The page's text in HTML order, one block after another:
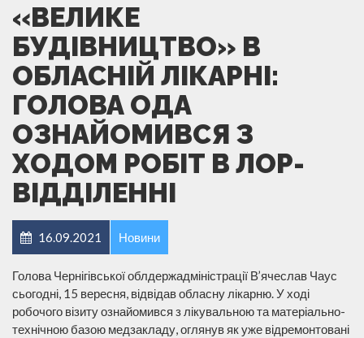
«ВЕЛИКЕ
БУДІВНИЦТВО» В
ОБЛАСНІЙ ЛІКАРНІ:
ГОЛОВА ОДА
ОЗНАЙОМИВСЯ З
ХОДОМ РОБІТ В ЛОР-
ВІДДІЛЕННІ
16.09.2021 Новини
Голова Чернігівської облдержадміністрації В’ячеслав Чаус
сьогодні, 15 вересня, відвідав обласну лікарню. У ході
робочого візиту ознайомився з лікувальною та матеріально-
технічною базою медзакладу, оглянув як уже відремонтовані